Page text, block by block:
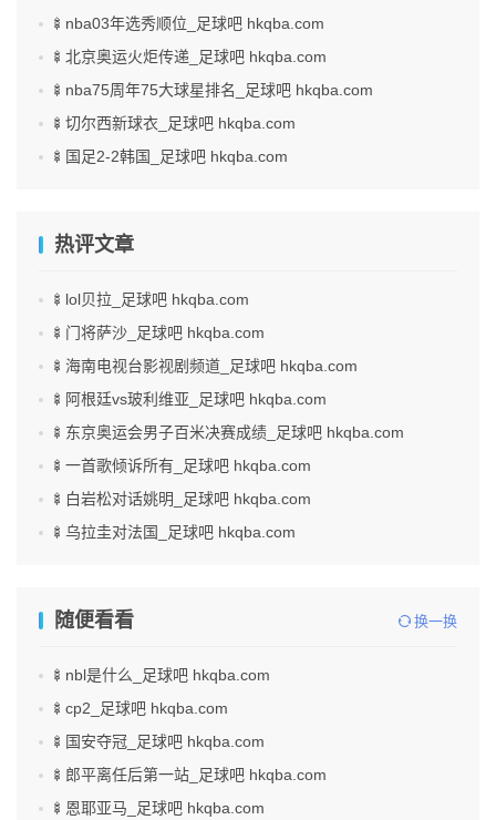
🍢nba03年选秀顺位_足球吧 hkqba.com
🍢北京奥运火炬传递_足球吧 hkqba.com
🍢nba75周年75大球星排名_足球吧 hkqba.com
🍢切尔西新球衣_足球吧 hkqba.com
🍢国足2-2韩国_足球吧 hkqba.com
热评文章
🍢lol贝拉_足球吧 hkqba.com
🍢门将萨沙_足球吧 hkqba.com
🍢海南电视台影视剧频道_足球吧 hkqba.com
🍢阿根廷vs玻利维亚_足球吧 hkqba.com
🍢东京奥运会男子百米决赛成绩_足球吧 hkqba.com
🍢一首歌倾诉所有_足球吧 hkqba.com
🍢白岩松对话姚明_足球吧 hkqba.com
🍢乌拉圭对法国_足球吧 hkqba.com
随便看看 换一换
🍢nbl是什么_足球吧 hkqba.com
🍢cp2_足球吧 hkqba.com
🍢国安夺冠_足球吧 hkqba.com
🍢郎平离任后第一站_足球吧 hkqba.com
🍢恩耶亚马_足球吧 hkqba.com